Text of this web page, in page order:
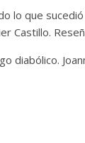
lo que
Castillo.
diabólico.